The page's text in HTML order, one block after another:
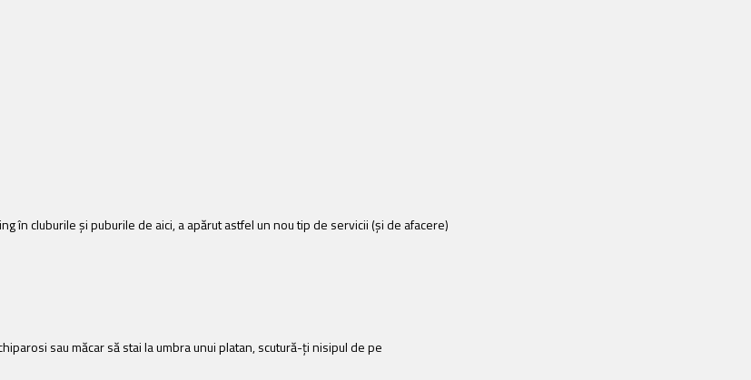
în cluburile și puburile de aici, a apărut astfel un nou tip de servicii (și de afacere)
sau măcar să stai la umbra unui platan, scutură-ți nisipul de pe